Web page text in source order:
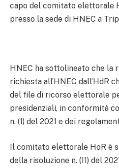
capo del comitato elettorale
presso la sede di HNEC a
HNEC ha sottolineato che la
richiesta all’HNEC dall’HdR
del file di ricorso elettorale
presidenziali, in conformità
n. (1) del 2021 e dei
Il comitato elettorale HoR è
della risoluzione n. (11) del